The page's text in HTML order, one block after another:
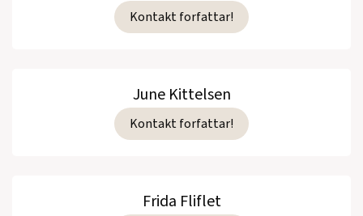
Kontakt forfattar!
June Kittelsen
Kontakt forfattar!
Frida Fliflet